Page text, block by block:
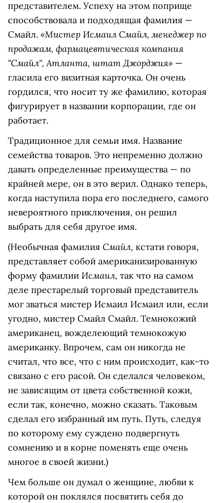
представителем. Успеху на этом поприще
способствовала и подходящая фамилия —
Смайл. «Мистер Исмаил Смайл, менеджер по
продажам, фармацевтическая компания
"Смайл", Атланта, штат Джорджия» —
гласила его визитная карточка. Он очень
гордился, что носит ту же фамилию, которая
фигурирует в названии корпорации, где он
работает.
Традиционное для семьи имя. Название
семейства товаров. Это непременно должно
давать определенные преимущества — по
крайней мере, он в это верил. Однако теперь,
когда наступила пора его последнего, самого
невероятного приключения, он решил
выбрать для себя другое имя.
(Необычная фамилия Смайл, кстати говоря,
представляет собой американизированную
форму фамилии Исмаил, так что на самом
деле престарелый торговый представитель
мог зваться мистер Исмаил Исмаил или, если
угодно, мистер Смайл Смайл. Темнокожий
американец, вожделеющий темнокожую
американку. Впрочем, сам он никогда не
считал, что все, что с ним происходит, как-то
связано с его расой. Он сделался человеком,
не зависящим от цвета собственной кожи,
если так, конечно, можно сказать. Таковым
сделал его избранный им путь. Путь, следуя
по которому ему суждено подвергнуть
сомнению и в корне поменять еще очень
многое в своей жизни.)
Чем больше он думал о женщине, любви к
которой он поклялся посвятить себя до